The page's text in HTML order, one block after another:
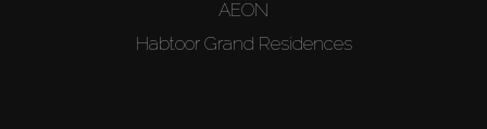
AEON
Habtoor Grand Residences